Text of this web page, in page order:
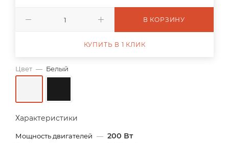
Цвет — Белый
Характеристики
Мощность двигателей — 200 Вт
В КОРЗИНУ
КУПИТЬ В 1 КЛИК